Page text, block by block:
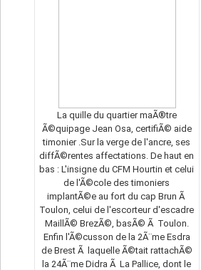
La quille du quartier maÃ®tre
Ã©quipage Jean Osa, certifiÃ© aide
timonier .Sur la verge de l'ancre, ses
diffÃ©rentes affectations. De haut en
bas : L'insigne du CFM Hourtin et celui
de l'Ã©cole des timoniers
implantÃ©e au fort du cap Brun Ã
Toulon, celui de l'escorteur d'escadre
MaillÃ© BrezÃ©, basÃ© Ã Toulon.
Enfin l'Ã©cusson de la 2Ã¨me Esdra
de Brest Ã laquelle Ã©tait rattachÃ©
la 24Ã¨me Didra Ã La Pallice, dont le